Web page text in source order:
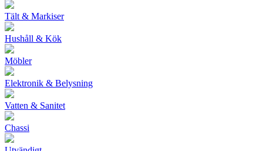
Tält & Markiser
Hushåll & Kök
Möbler
Elektronik & Belysning
Vatten & Sanitet
Chassi